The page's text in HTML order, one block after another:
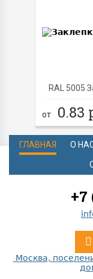
RAL 5005
от 0.83
ГЛАВНАЯ О
+7
Москва,